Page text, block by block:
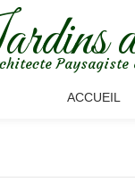
Paysagiste
ACCUEIL